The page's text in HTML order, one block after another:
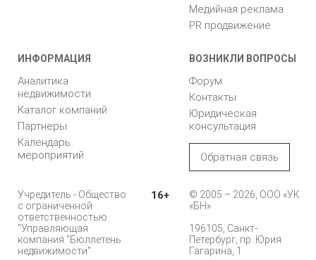
Медийная реклама
PR продвижение
ИНФОРМАЦИЯ
Аналитика
недвижимости
Каталог компаний
Партнеры
Календарь
мероприятий
ВОЗНИКЛИ ВОПРОСЫ
Форум
Контакты
Юридическая
консультация
Обратная связь
Учредитель - Общество
с ограниченной
ответственностью
"Управляющая
компания "Бюллетень
недвижимости"
16+
© 2005 – 2026, ООО «УК
«БН»
196105, Санкт-
Петербург, пр. Юрия
Гагарина, 1